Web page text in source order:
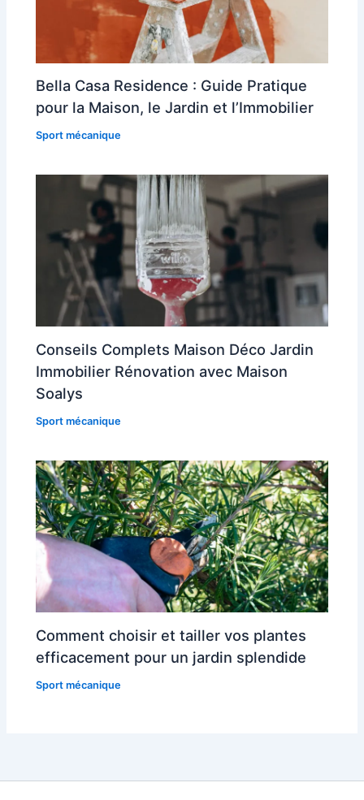
Bella Casa Residence : Guide Pratique
pour la Maison, le Jardin et l’Immobilier
Sport mécanique
Conseils Complets Maison Déco Jardin
Immobilier Rénovation avec Maison
Soalys
Sport mécanique
Comment choisir et tailler vos plantes
efficacement pour un jardin splendide
Sport mécanique